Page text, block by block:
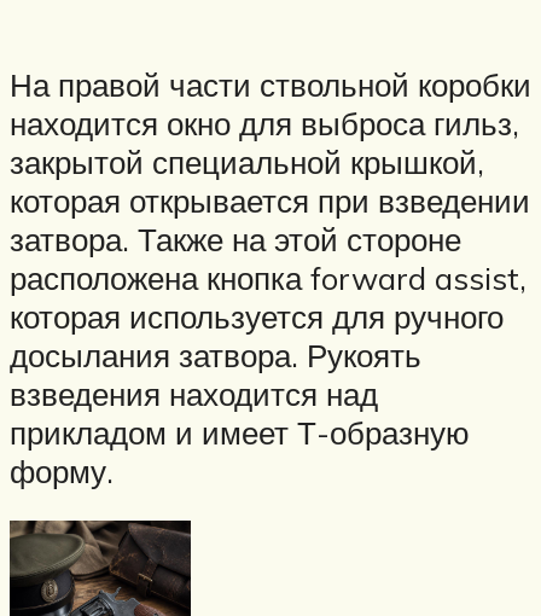
На правой части ствольной коробки
находится окно для выброса гильз,
закрытой специальной крышкой,
которая открывается при взведении
затвора. Также на этой стороне
расположена кнопка forward assist,
которая используется для ручного
досылания затвора. Рукоять
взведения находится над
прикладом и имеет Т-образную
форму.